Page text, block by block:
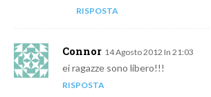
RISPOSTA
Connor 14 Agosto 2012 In 21:03
ei ragazze sono libero!!!
RISPOSTA